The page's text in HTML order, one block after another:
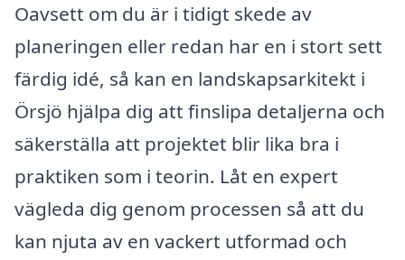
Oavsett om du är i tidigt skede av
planeringen eller redan har en i stort sett
färdig idé, så kan en landskapsarkitekt i
Örsjö hjälpa dig att finslipa detaljerna och
säkerställa att projektet blir lika bra i
praktiken som i teorin. Låt en expert
vägleda dig genom processen så att du
kan njuta av en vackert utformad och